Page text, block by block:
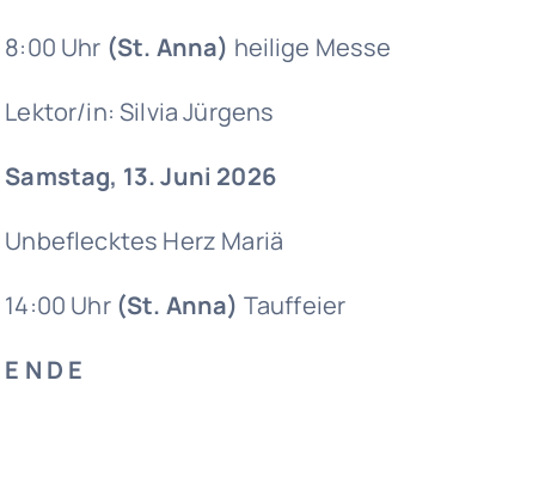
8:00 Uhr (St. Anna) heilige Messe
Lektor/in: Silvia Jürgens
Samstag, 13. Juni 2026
Unbeflecktes Herz Mariä
14:00 Uhr (St. Anna) Tauffeier
E N D E